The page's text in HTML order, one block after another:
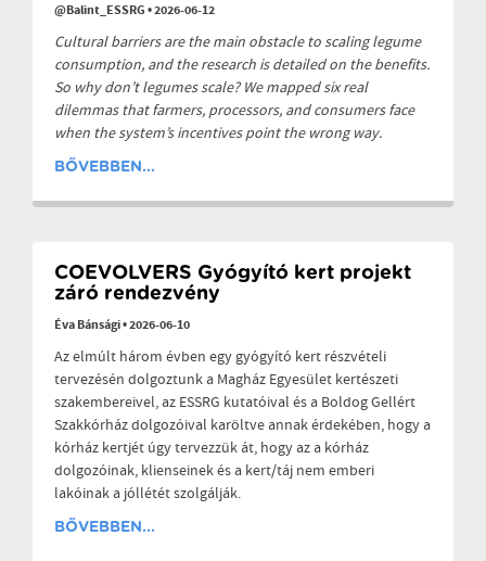
@Balint_ESSRG•2026-06-12
Cultural barriers are the main obstacle to scaling legume
consumption, and the research is detailed on the benefits.
So why don’t legumes scale? We mapped six real
dilemmas that farmers, processors, and consumers face
when the system’s incentives point the wrong way.
BŐVEBBEN...
COEVOLVERS Gyógyító kert projekt
záró rendezvény
Éva Bánsági•2026-06-10
Az elmúlt három évben egy gyógyító kert részvételi
tervezésén dolgoztunk a Magház Egyesület kertészeti
szakembereivel, az ESSRG kutatóival és a Boldog Gellért
Szakkórház dolgozóival karöltve annak érdekében, hogy a
kórház kertjét úgy tervezzük át, hogy az a kórház
dolgozóinak, klienseinek és a kert/táj nem emberi
lakóinak a jóllétét szolgálják.
BŐVEBBEN...